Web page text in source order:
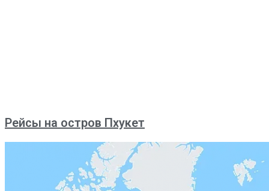
Рейсы на остров Пхукет